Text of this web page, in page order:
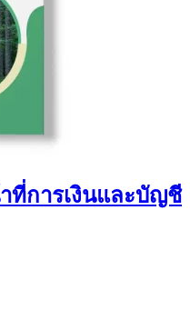
ที่การเงินและบัญชี